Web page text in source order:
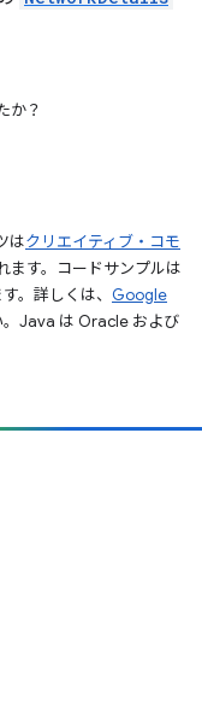
か？
はクリエイティブ・コモ
ます。コードサンプルは
。詳しくは、 Google
。Java は Oracle および